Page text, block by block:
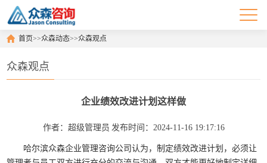
首页>>众森动态>>众森观点
众森观点
企业绩效改进计划这样做
作者：超级管理员 发布时间：2024-11-16 19:17:16
哈尔滨众森企业管理咨询公司认为，制定绩效改进计划，必须让